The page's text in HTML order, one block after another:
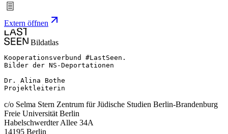
Extern öffnen
Bildatlas
Kooperationsverbund #LastSeen.
Bilder der NS-Deportationen
Dr. Alina Bothe
Projektleiterin
c/o Selma Stern Zentrum für Jüdische Studien Berlin-Brandenburg
Freie Universität Berlin
Habelschwerdter Allee 34A
14195 Berlin